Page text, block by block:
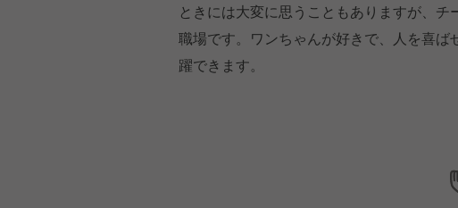
ときには大変に思うこともありますが、
職場です。ワンちゃんが好きで、人を喜
躍できます。